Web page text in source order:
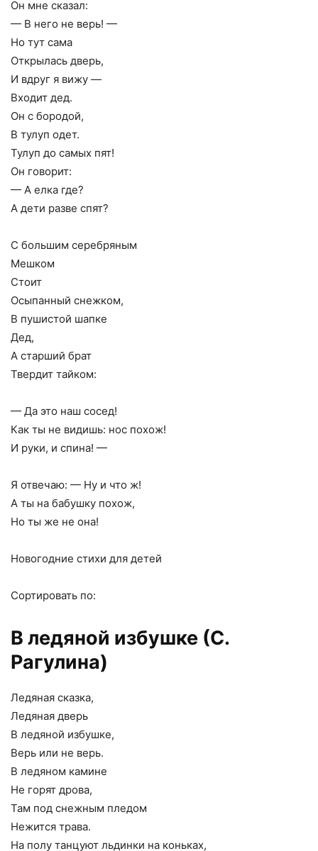
Он мне сказал:
— В него не верь! —
Но тут сама
Открылась дверь,
И вдруг я вижу —
Входит дед.
Он с бородой,
В тулуп одет.
Тулуп до самых пят!
Он говорит:
— А елка где?
А дети разве спят?
С большим серебряным
Мешком
Стоит
Осыпанный снежком,
В пушистой шапке
Дед,
А старший брат
Твердит тайком:
— Да это наш сосед!
Как ты не видишь: нос похож!
И руки, и спина! —
Я отвечаю: — Ну и что ж!
А ты на бабушку похож,
Но ты же не она!
Новогодние стихи для детей
Сортировать по:
В ледяной избушке (С.
Рагулина)
Ледяная сказка,
Ледяная дверь
В ледяной избушке,
Верь или не верь.
В ледяном камине
Не горят дрова,
Там под снежным пледом
Нежится трава.
На полу танцуют льдинки на коньках,